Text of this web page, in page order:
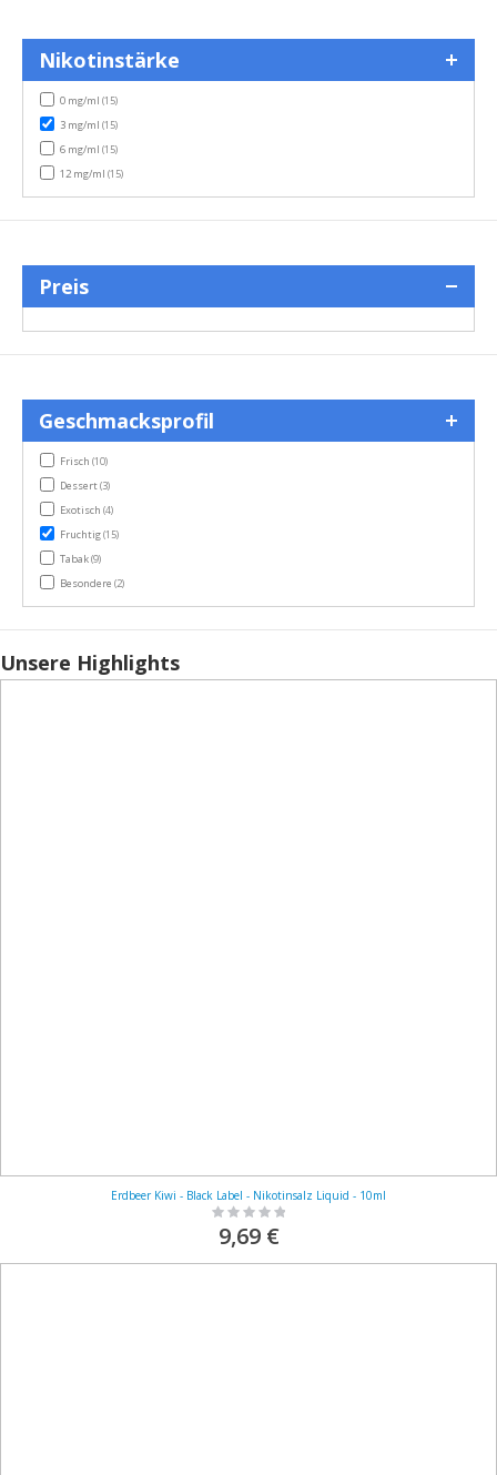
Nikotinstärke
0 mg/ml(15)items
3 mg/ml(15)items
6 mg/ml(15)items
12 mg/ml(15)items
Preis
Geschmacksprofil
Frisch(10)items
Dessert(3)items
Exotisch(4)items
Fruchtig(15)items
Tabak(9)items
Besondere(2)items
Unsere Highlights
Erdbeer Kiwi - Black Label - Nikotinsalz Liquid - 10ml
Rating:
0%
9,69 €